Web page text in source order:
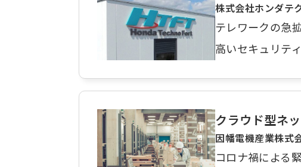
株式会社ホンダテ
テレワークの急
高いセキュリテ
クラウド型ネ
因幡電機産業株式
コロナ禍による